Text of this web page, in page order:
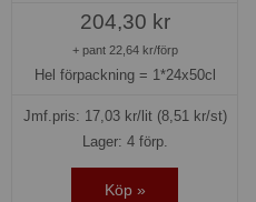
204,30 kr
+ pant 22,64 kr/förp
Hel förpackning = 1*24x50cl
Jmf.pris: 17,03kr/lit (8,51 kr/st)
Lager: 4 förp.
Köp »